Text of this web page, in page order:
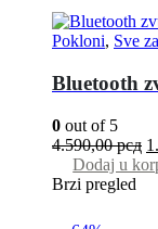
Pokloni, Sve
Bluetooth
0 out of 5
4.590,00рсд
Dodaj u
Brzi pregled